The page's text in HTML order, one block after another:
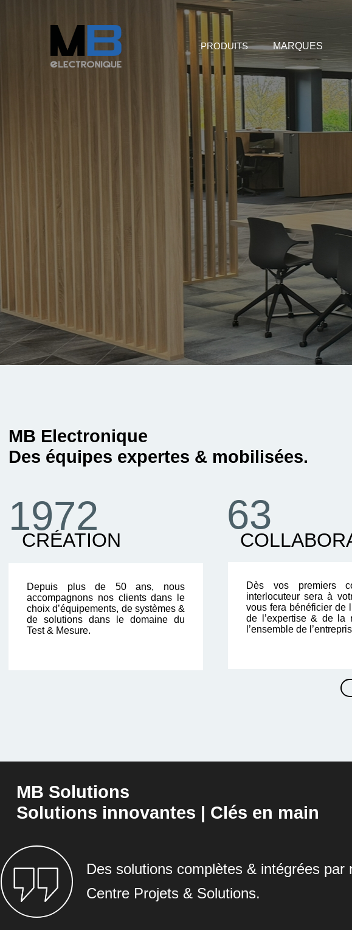
MB Electronique
Des équipes expertes & mobilisées.
1972
CRÉATION
63
Depuis plus de 50 ans, nous
accompagnons nos clients dans le
choix d’équipements, de systèmes &
de solutions dans le domaine du
Test & Mesure.
Dès vos premiers
interlocuteur sera à
vous fera bénéficier de
de l’expertise & de la
l’ensemble de
MB Solutions
Solutions innovantes | Clés en main
Des solutions complètes & intégrées par
Centre Projets & Solutions.
PRODUITS MARQUES